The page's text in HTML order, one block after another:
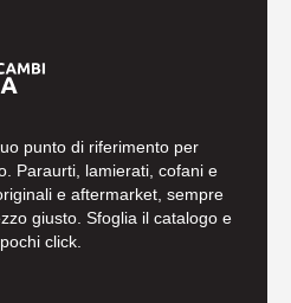
punto di riferimento per
Paraurti, lamierati, cofani e
e aftermarket, sempre
giusto. Sfoglia il catalogo e
click.